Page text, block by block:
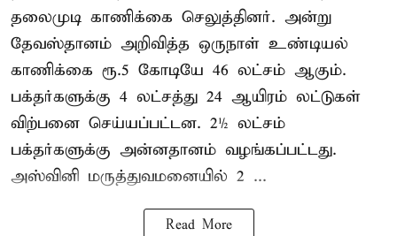
தலைமுடி காணிக்கை செலுத்தினர். அன்று
தேவஸ்தானம் அறிவித்த ஒருநாள் உண்டியல்
காணிக்கை ரூ.5 கோடியே 46 லட்சம் ஆகும்.
பக்தர்களுக்கு 4 லட்சத்து 24 ஆயிரம் லட்டுகள்
விற்பனை செய்யப்பட்டன. 2½ லட்சம்
பக்தர்களுக்கு அன்னதானம் வழங்கப்பட்டது.
அஸ்வினி மருத்துவமனையில் 2 ...
Read More